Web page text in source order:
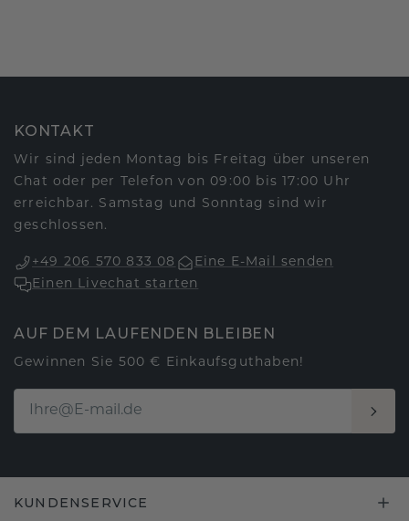
KONTAKT
Wir sind jeden Montag bis Freitag über unseren
Chat oder per Telefon von 09:00 bis 17:00 Uhr
erreichbar. Samstag und Sonntag sind wir
geschlossen.
+49 206 570 833 08
Eine E-Mail senden
Einen Livechat starten
AUF DEM LAUFENDEN BLEIBEN
Gewinnen Sie 500 € Einkaufsguthaben!
KUNDENSERVICE